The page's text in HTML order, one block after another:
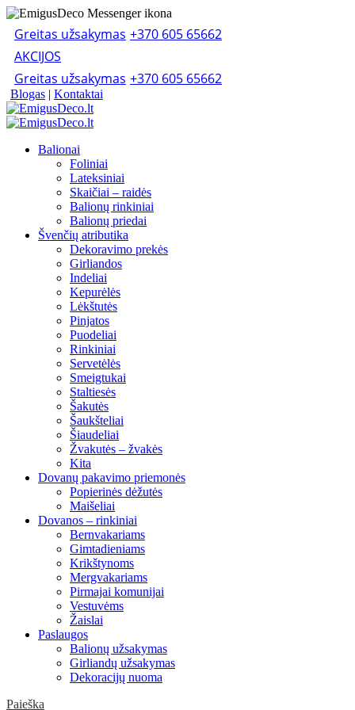
Greitas užsakymas +370 605 65662
AKCIJOS
Greitas užsakymas +370 605 65662
Blogas | Kontaktai
Balionai
Foliniai
Lateksiniai
Skaičiai – raidės
Balionų rinkiniai
Balionų priedai
Švenčių atributika
Dekoravimo prekės
Girliandos
Indeliai
Kepurėlės
Lėkštutės
Pinjatos
Puodeliai
Rinkiniai
Servetėlės
Smeigtukai
Staltiesės
Šakutės
Šaukšteliai
Šiaudeliai
Žvakutės – žvakės
Kita
Dovanų pakavimo priemonės
Popierinės dėžutės
Maišeliai
Dovanos – rinkiniai
Bernvakariams
Gimtadieniams
Krikštynoms
Mergvakariams
Pirmajai komunijai
Vestuvėms
Žaislai
Paslaugos
Balionų užsakymas
Girliandų užsakymas
Dekoracijų nuoma
Paieška